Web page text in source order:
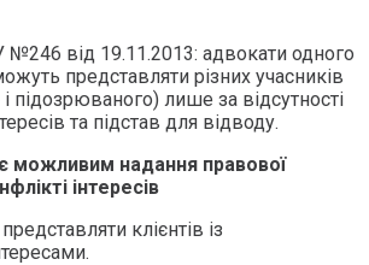
від 19.11.2013: адвокати одного
представляти різних учасників
і підозрюваного) лише за відсутності
та підстав для відводу.
можливим надання правової
інтересів
клієнтів із